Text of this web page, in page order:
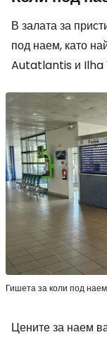
В залата за
под наем, като
Autatlantis и Ilha
Гишета за коли под
Цените за наем